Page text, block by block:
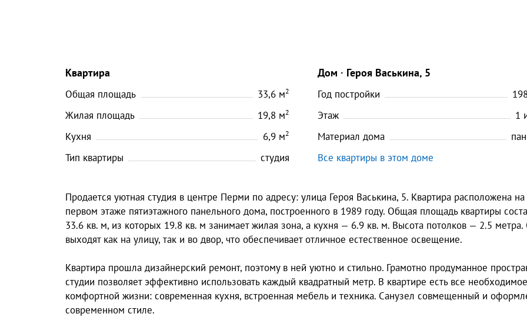
Квартира
Общая площадь 33,6 м2
Жилая площадь 19,8 м2
Кухня 6,9 м2
Тип квартиры студия
Дом Героя Васькина, 5
Год постройки
Этаж
1
Материал дома
Все квартиры в этом доме
Продается уютная студия в центре Перми по адресу: улица Героя Васькина, 5. Квартира расположена на
первом этаже пятиэтажного панельного дома, построенного в 1989 году. Общая площадь квартиры
33.6 кв. м, из которых 19.8 кв. м занимает жилая зона, а кухня — 6.9 кв. м. Высота потолков — 2.5 метра.
выходят как на улицу, так и во двор, что обеспечивает отличное естественное освещение.
Квартира прошла дизайнерский ремонт, поэтому в ней уютно и стильно. Грамотно продуманное
студии позволяет эффективно использовать каждый квадратный метр. В квартире есть все
комфортной жизни: современная кухня, встроенная мебель и техника. Санузел совмещенный и
современном стиле.